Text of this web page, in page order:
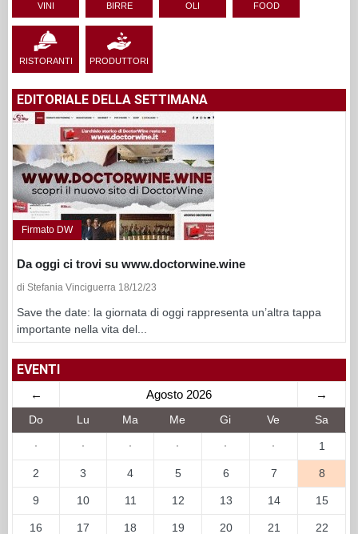
VINI BIRRE OLI FOOD
RISTORANTI PRODUTTORI
EDITORIALE DELLA SETTIMANA
Firmato DW
Da oggi ci trovi su www.doctorwine.wine
di Stefania Vinciguerra 18/12/23
Save the date: la giornata di oggi rappresenta un’altra tappa
importante nella vita del...
EVENTI
← Agosto 2026 →
Do Lu Ma Me Gi Ve Sa
· · · · · · 1
2 3 4 5 6 7 8
9 10 11 12 13 14 15
16 17 18 19 20 21 22